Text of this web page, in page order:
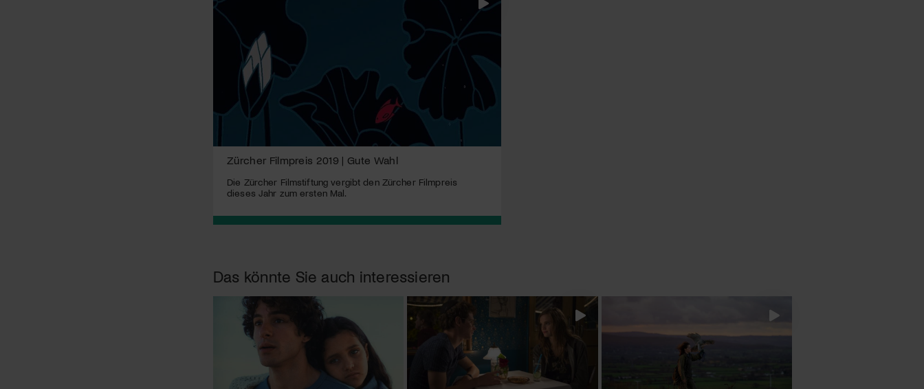
Zürcher Filmpreis 2019 | Gute Wahl
Die Zürcher Filmstiftung vergibt den Zürcher Filmpreis
dieses Jahr zum ersten Mal.
Das könnte Sie auch interessieren